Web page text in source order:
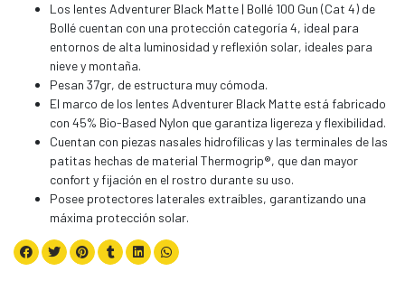
Los lentes Adventurer Black Matte | Bollé 100 Gun (Cat 4) de
Bollé cuentan con una protección categoría 4, ideal para
entornos de alta luminosidad y reflexión solar, ideales para
nieve y montaña.
Pesan 37gr, de estructura muy cómoda.
El marco de los lentes Adventurer Black Matte está fabricado
con 45% Bio-Based Nylon que garantiza ligereza y flexibilidad.
Cuentan con piezas nasales hidrofílicas y las terminales de las
patitas hechas de material Thermogrip®, que dan mayor
confort y fijación en el rostro durante su uso.
Posee protectores laterales extraíbles, garantizando una
máxima protección solar.